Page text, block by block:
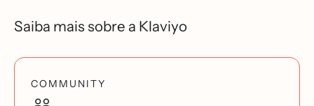
Saiba mais sobre a Klaviyo
COMMUNITY